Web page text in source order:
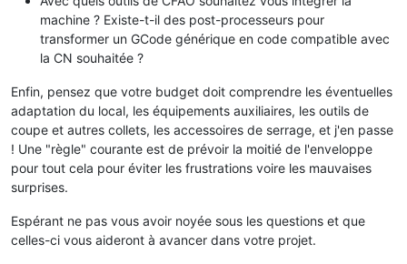
machine ? Existe-t-il des post-processeurs pour
transformer un GCode générique en code compatible avec
la CN souhaitée ?
Enfin, pensez que votre budget doit comprendre les éventuelles
adaptation du local, les équipements auxiliaires, les outils de
coupe et autres collets, les accessoires de serrage, et j'en passe
! Une "règle" courante est de prévoir la moitié de l'enveloppe
pour tout cela pour éviter les frustrations voire les mauvaises
surprises.
Espérant ne pas vous avoir noyée sous les questions et que
celles-ci vous aideront à avancer dans votre projet.